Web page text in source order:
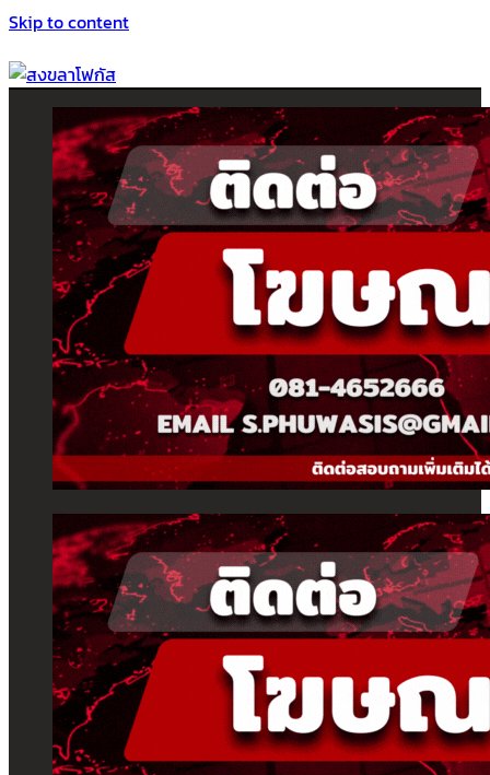
Skip to content
สงขลาโฟกัส
ติดตามข่าวสาร ภาคใต้ หาดใหญ่และสงขลา จากสำนักข่าวโฟกัส